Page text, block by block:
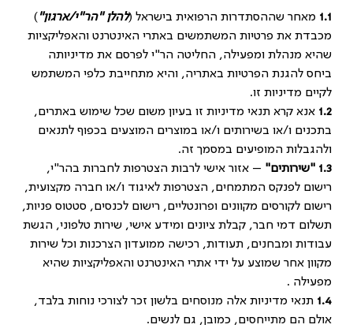
1.1 מאחר שההסתדרות הרפואית בישראל (להלן "הר"י/ארגון" )
מכבדת את פרטיות המשתמשים באתרי האינטרנט והאפליקציות
שהיא מנהלת ומפעילה, החליטה הר"י לפרסם את מדיניותה
ביחס להגנת הפרטיות באתריה, והיא מתחייבת כלפי המשתמש
לקיים מדיניות זו.
1.2 אנא קרא תנאי מדיניות זו בעיון משום שכל שימוש באתרים,
בתכנים ו/או בשירותים ו/או במוצרים המוצעים בכפוף לתנאים
ולהגבלות המופיעים במסמך זה.
1.3 "
שירותים" – אזור אישי לרבות הצטרפות לחברות בהר"י,
רישום לפנקס המתמחים, הצטרפות לאיגוד ו/או חברה מקצועית,
רישום לקורסים מקוונים ופרונטליים, רישום לכנסים, סטטוס פניות,
תשלום דמי חבר, קבלת ציונים ומידע אישי, שירות טלפוני, הגשת
עבודות ומבחנים, תעודות, רכישה ממועדון הצרכנות וכל שירות
מקוון אחר שמוצע על ידי אתרי האינטרנט והאפליקציות שהיא
מפעילה .
1.4 תנאי מדיניות אלה מנוסחים בלשון זכר לצורכי נוחות בלבד,
אולם הם מתייחסים, כמובן, גם לנשים.